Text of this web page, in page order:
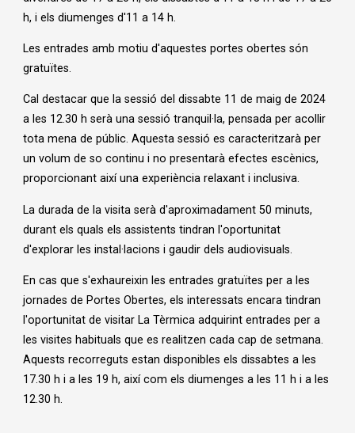
h, i els diumenges d'11 a 14 h.
Les entrades amb motiu d'aquestes portes obertes són
gratuïtes.
Cal destacar que la sessió del dissabte 11 de maig de 2024
a les 12.30 h serà una sessió tranquil·la, pensada per acollir
tota mena de públic. Aquesta sessió es caracteritzarà per
un volum de so continu i no presentarà efectes escènics,
proporcionant així una experiència relaxant i inclusiva.
La durada de la visita serà d'aproximadament 50 minuts,
durant els quals els assistents tindran l'oportunitat
d'explorar les instal·lacions i gaudir dels audiovisuals.
En cas que s'exhaureixin les entrades gratuïtes per a les
jornades de Portes Obertes, els interessats encara tindran
l'oportunitat de visitar La Tèrmica adquirint entrades per a
les visites habituals que es realitzen cada cap de setmana.
Aquests recorreguts estan disponibles els dissabtes a les
17.30 h i a les 19 h, així com els diumenges a les 11 h i a les
12.30 h.